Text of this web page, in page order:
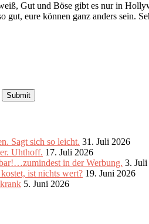
Gut und Böse gibt es nur in
gut, eure können ganz anders sein.
Sagt sich so leicht. 31. Juli 2026
Uhthoff. 17. Juli 2026
in der Werbung. 3.
ist nichts wert? 19. Juni 2026
5. Juni 2026